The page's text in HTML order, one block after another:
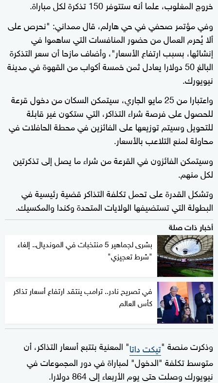
خروج المغلوب، علما أنه ستتوفر 150 تذكرة لكل مباراة.
وفي مؤتمر ‌صحفي في حي ‌هارلم، قال ممداني: "نحرص على
ألا يُحرم العمال من حضور المنافسات التي ساهموا في
إنشائها، بسبب ارتفاع الأسعار"، وأضاف مازحا أن سعر التذكرة
البالغ 50 دولارا يعادل ثمن خمسة أكواب من القهوة في مدينة
‌نيويورك.
واعتبارا من 25 مايو ‌الجاري، سيتمكن السكان ⁠من دخول قرعة
للحصول على فرصة شراء التذاكر، التي ستكون غير قابلة
للتحويل وسيتم توزيعها على الفائزين في محطة الحافلات في
محاولة لمنع التلاعب بالأسعار.
وسيتمكن الفائزون في القرعة من شراء ما يصل إلى تذكرتين
لكل منهم.
وتشكل القدرة ⁠على تحمل تكلفة ‌التذاكر قضية رئيسية في
البطولة التي تستضيفها الولايات المتحدة وكندا ⁠والمكسيك.
أخبار ذات صلة
بشرى لجماهير 5 منتخبات في المونديال.. إلغاء
"شرط تعجيزي"
في تصريح نادر.. ترامب ينتقد ارتفاع أسعار تذاكر
كأس العالم
وذكرت منصة "تيكت داتا" المعنية بتتبع أسعار التذاكر، أن
⁠متوسط تكلفة "الدخول" لمباراة في دور المجموعات في
نيويورك وصلت حتى يوم الأربعاء إلى 864 دولارا.